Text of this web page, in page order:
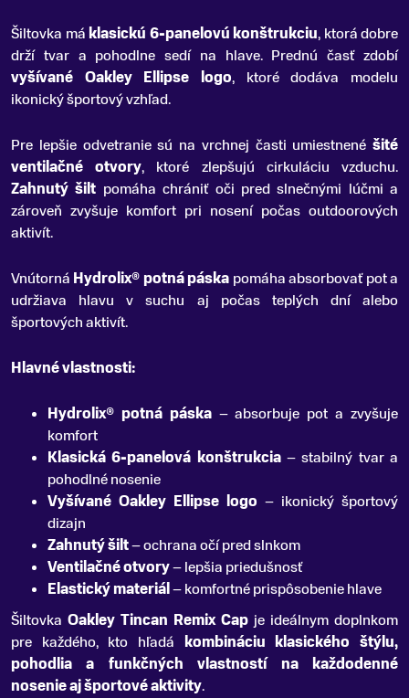
Šiltovka má klasickú 6-panelovú konštrukciu, ktorá dobre
drží tvar a pohodlne sedí na hlave. Prednú časť zdobí
vyšívané Oakley Ellipse logo, ktoré dodáva modelu
ikonický športový vzhľad.
Pre lepšie odvetranie sú na vrchnej časti umiestnené šité
ventilačné otvory, ktoré zlepšujú cirkuláciu vzduchu.
Zahnutý šilt pomáha chrániť oči pred slnečnými lúčmi a
zároveň zvyšuje komfort pri nosení počas outdoorových
aktivít.
Vnútorná Hydrolix® potná páska pomáha absorbovať pot a
udržiava hlavu v suchu aj počas teplých dní alebo
športových aktivít.
Hlavné vlastnosti:
Hydrolix® potná páska– absorbuje pot a zvyšuje
komfort
Klasická 6-panelová konštrukcia– stabilný tvar a
pohodlné nosenie
Vyšívané Oakley Ellipse logo – ikonický športový
dizajn
Zahnutý šilt– ochrana očí pred slnkom
Ventilačné otvory– lepšia priedušnosť
Elastický materiál– komfortné prispôsobenie hlave
Šiltovka Oakley Tincan Remix Cap je ideálnym doplnkom
pre každého, kto hľadá kombináciu klasického štýlu,
pohodlia a funkčných vlastností na každodenné
nosenie aj športové aktivity.